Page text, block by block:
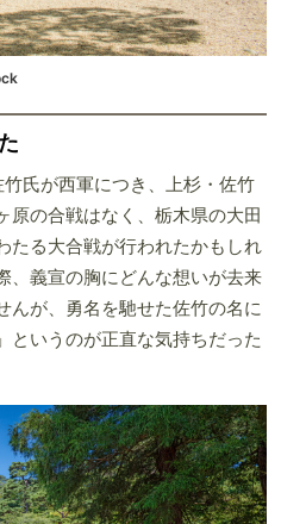
氏が西軍につき、上杉・佐竹
原の合戦はなく、栃木県の大田
たる大合戦が行われたかもしれ
、義宣の胸にどんな想いが去来
んが、勇名を馳せた佐竹の名に
というのが正直な気持ちだった